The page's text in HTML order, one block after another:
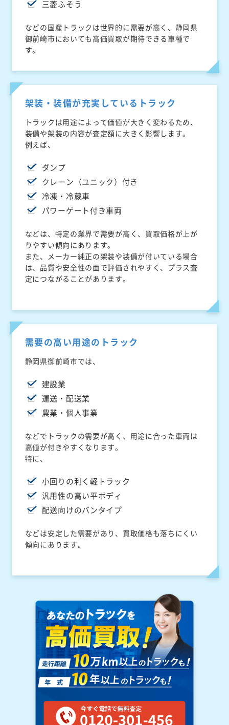
三菱ふそう
などの国産トラックは世界的に需要が高く、静岡県
御前崎市においても高価買取が期待できる車種で
す。
架装・装備が充実しているトラック
トラックは用途によって価値が大きく変わるため、
装備や架装の内容が査定額に大きく影響します。
例えば、
ダンプ
クレーン（ユニック）付き
冷凍・冷蔵車
パワーゲート付き車両
などは、特定の業界で需要が高く、買取価格が上が
りやすい傾向にあります。
また、メーカー純正の架装や装備が付いている場合
は、品質や安全性の面で評価されやすく、プラス査
定につながることがあります。
需要の高い用途のトラック
静岡県御前崎市では、
建設業
運送・配送業
農業・個人事業
などでトラックの需要が高く、用途に合った車両は
高値が付きやすくなります。
特に、
小回りの利く軽トラック
汎用性の高い平ボディ
配送向けのバンタイプ
などは安定した需要があり、買取価格も落ちにくい
傾向にあります。